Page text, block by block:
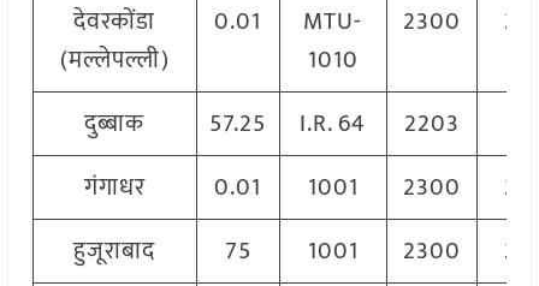
देवरकोंडा
(मल्लेपल्ली)
0.01
MTU-
1010
2300
दुब्बाक 57.25 I.R. 64 2203
गंगाधर
0.01 1001 2300
हुजूराबाद
75 1001 2300